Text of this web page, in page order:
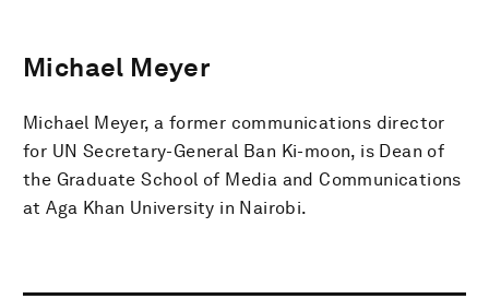
Michael Meyer
Michael Meyer, a former communications director
for UN Secretary-General Ban Ki-moon, is Dean of
the Graduate School of Media and Communications
at Aga Khan University in Nairobi.